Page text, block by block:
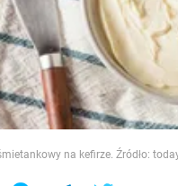
na kefirze. Źródło: